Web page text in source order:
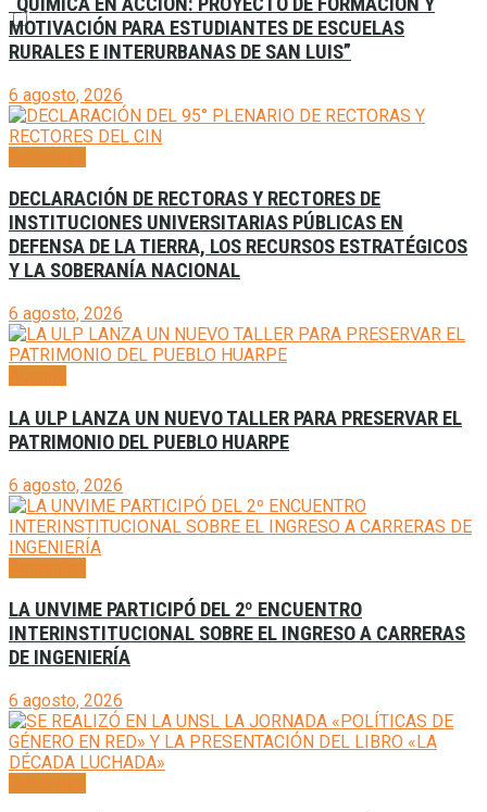
MOTIVACIÓN PARA ESTUDIANTES DE ESCUELAS
RURALES E INTERURBANAS DE SAN LUIS”
6 agosto, 2026
DECLARACIÓN DE RECTORAS Y RECTORES DE
INSTITUCIONES UNIVERSITARIAS PÚBLICAS EN
DEFENSA DE LA TIERRA, LOS RECURSOS ESTRATÉGICOS
Y LA SOBERANÍA NACIONAL
6 agosto, 2026
LA ULP LANZA UN NUEVO TALLER PARA PRESERVAR EL
PATRIMONIO DEL PUEBLO HUARPE
6 agosto, 2026
LA UNVIME PARTICIPÓ DEL 2º ENCUENTRO
INTERINSTITUCIONAL SOBRE EL INGRESO A CARRERAS
DE INGENIERÍA
6 agosto, 2026